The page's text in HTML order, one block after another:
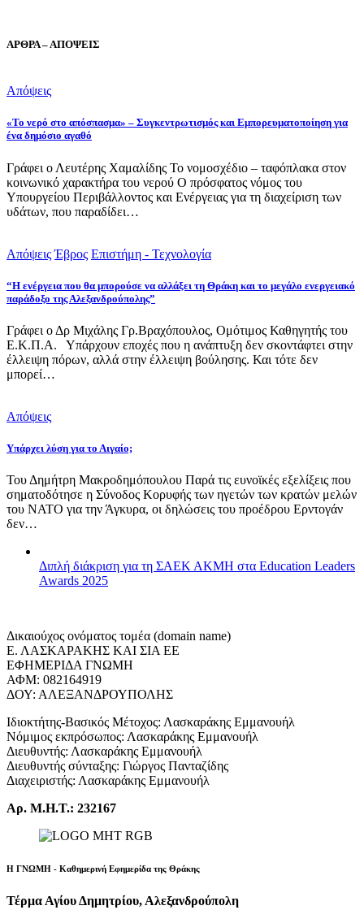
ΑΡΘΡΑ – ΑΠΟΨΕΙΣ
Απόψεις
«Το νερό στο απόσπασμα» – Συγκεντρωτισμός και Εμπορευματοποίηση για
ένα δημόσιο αγαθό
Γράφει ο Λευτέρης Χαμαλίδης Το νομοσχέδιο – ταφόπλακα στον
κοινωνικό χαρακτήρα του νερού Ο πρόσφατος νόμος του
Υπουργείου Περιβάλλοντος και Ενέργειας για τη διαχείριση των
υδάτων, που παραδίδει…
Απόψεις Έβρος Επιστήμη - Τεχνολογία
“Η ενέργεια που θα μπορούσε να αλλάξει τη Θράκη και το μεγάλο ενεργειακό
παράδοξο της Αλεξανδρούπολης”
Γράφει ο Δρ Μιχάλης Γρ.Βραχόπουλος, Ομότιμος Καθηγητής του
Ε.Κ.Π.Α. Υπάρχουν εποχές που η ανάπτυξη δεν σκοντάφτει στην
έλλειψη πόρων, αλλά στην έλλειψη βούλησης. Και τότε δεν
μπορεί…
Απόψεις
Υπάρχει λύση για το Αιγαίο;
Του Δημήτρη Μακροδημόπουλου Παρά τις ευνοϊκές εξελίξεις που
σηματοδότησε η Σύνοδος Κορυφής των ηγετών των κρατών μελών
του ΝΑΤΟ για την Άγκυρα, οι δηλώσεις του προέδρου Ερντογάν
δεν…
Διπλή διάκριση για τη ΣΑΕΚ ΑΚΜΗ στα Education Leaders
Awards 2025
Δικαιούχος ονόματος τομέα (domain name)
Ε. ΛΑΣΚΑΡΑΚΗΣ ΚΑΙ ΣΙΑ ΕΕ
ΕΦΗΜΕΡΙΔΑ ΓΝΩΜΗ
ΑΦΜ: 082164919
ΔΟΥ: ΑΛΕΞΑΝΔΡΟΥΠΟΛΗΣ
Ιδιοκτήτης-Βασικός Μέτοχος: Λασκαράκης Εμμανουήλ
Νόμιμος εκπρόσωπος: Λασκαράκης Εμμανουήλ
Διευθυντής: Λασκαράκης Εμμανουήλ
Διευθυντής σύνταξης: Γιώργος Πανταζίδης
Διαχειριστής: Λασκαράκης Εμμανουήλ
Αρ. Μ.Η.Τ.: 232167
Η ΓΝΩΜΗ - Καθημερινή Εφημερίδα της Θράκης
Τέρμα Αγίου Δημητρίου, Αλεξανδρούπολη